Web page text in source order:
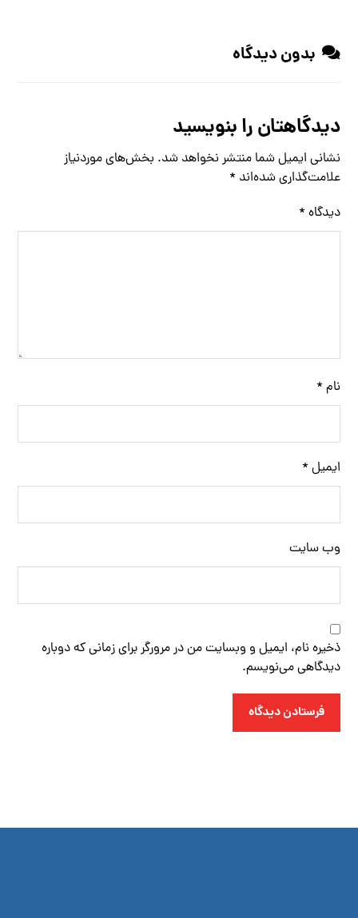
بدون دیدگاه
دیدگاهتان را بنویسید
نشانی ایمیل شما منتشر نخواهد شد. بخش‌های موردنیاز
علامت‌گذاری شده‌اند *
دیدگاه *
نام *
ایمیل *
وب‌ سایت
ذخیره نام، ایمیل و وبسایت من در مرورگر برای زمانی که دوباره
دیدگاهی می‌نویسم.
فرستادن دیدگاه